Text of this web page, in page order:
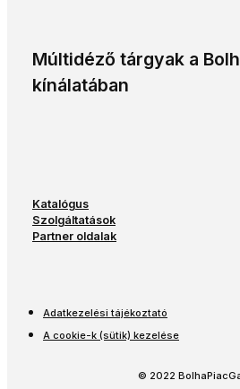
Múltidéző tárgyak a
kínálatában
Katalógus
Szolgáltatások
Partner oldalak
Adatkezelési tájékoztató
A cookie-k (sütik) kezelése
© 2022